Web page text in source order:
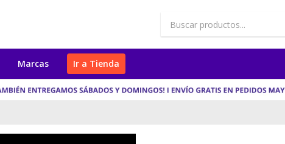
Marcas Ir a Tienda